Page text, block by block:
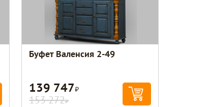
Буфет Валенсия 2-49
139 747Р
153 272Р